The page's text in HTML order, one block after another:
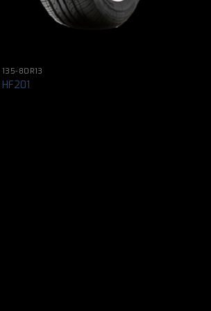
135-80R13
HF201